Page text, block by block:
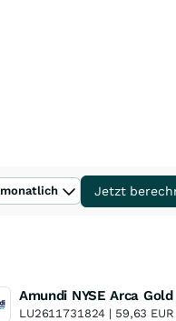
monatlich Jetzt
LU2611731824 | 59,63 EUR